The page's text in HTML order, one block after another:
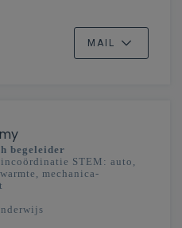
MAIL
begeleider
STEM: auto,
mechanica-